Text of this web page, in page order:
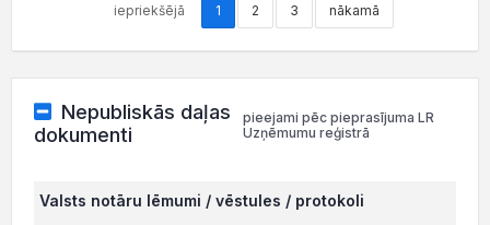
iepriekšējā 1 2 3 nākamā
Nepubliskās daļas
dokumenti
pieejami pēc pieprasījuma LR
Uzņēmumu reģistrā
Valsts notāru lēmumi / vēstules / protokoli